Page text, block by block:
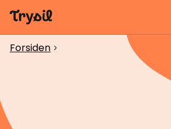
globe Hva leter du
Forsiden chevron_right